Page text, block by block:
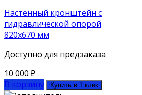
Настенный кронштейн с
гидравлической опорой
820х670 мм
Доступно для предзаказа
10 000 ₽
В корзину
Купить в 1 клик